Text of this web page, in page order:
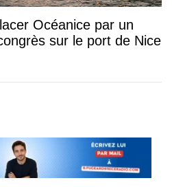
Océanice par un
sur le port de Nice